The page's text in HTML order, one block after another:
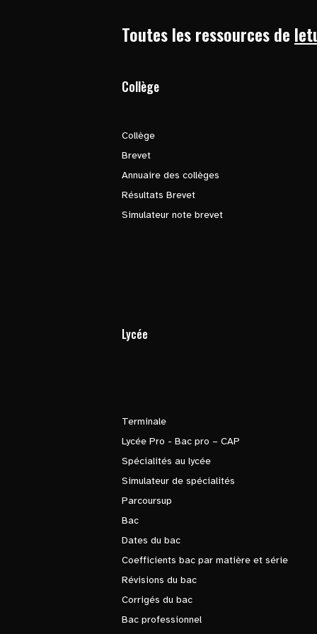
Toutes les ressources de
Collège
Collège
Brevet
Annuaire des collèges
Résultats Brevet
Simulateur note brevet
Lycée
Terminale
Lycée Pro - Bac pro – CAP
Spécialités au lycée
Simulateur de spécialités
Parcoursup
Bac
Dates du bac
Coefficients bac par matière et série
Révisions du bac
Corrigés du bac
Bac professionnel